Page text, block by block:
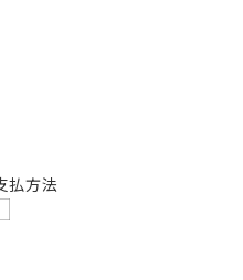
払方法